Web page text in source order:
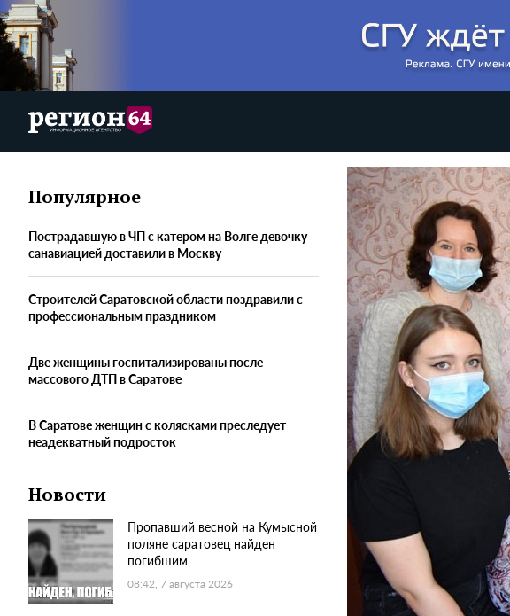
Популярное
Пострадавшую в ЧП с катером на Волге девочку
санавиацией доставили в Москву
Строителей Саратовской области поздравили с
профессиональным праздником
Две женщины госпитализированы после
массового ДТП в Саратове
В Саратове женщин с колясками преследует
неадекватный подросток
Новости
Пропавший весной на Кумысной
поляне саратовец найден
погибшим
08:42, 7 августа 2026